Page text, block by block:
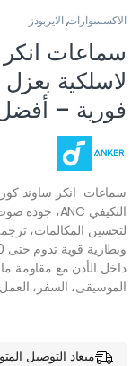
الاكسسوارات,الايربودز
فورية –
سماعات انكر ساوند كور R60i NC
الموسيقى، السفر،
ميعاد التوصيل المتوقع: الأحد 9.